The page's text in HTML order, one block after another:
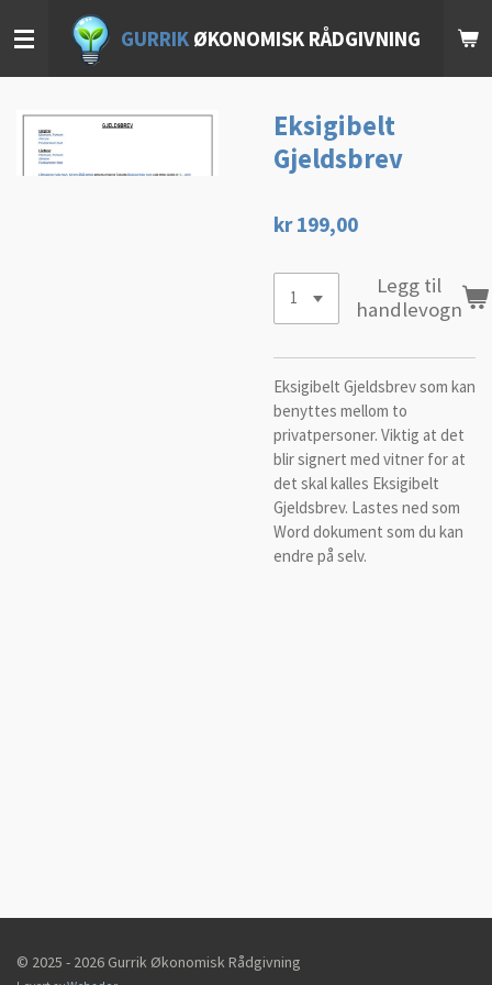
til
hovedinnhold
GURRIKØKONOMISK RÅDGIVNING
Eksigibelt
Gjeldsbrev
kr 199,00
Legg til
handlevogn
Eksigibelt Gjeldsbrev som kan
benyttes mellom to
privatpersoner. Viktig at det
blir signert med vitner for at
det skal kalles Eksigibelt
Gjeldsbrev. Lastes ned som
Word dokument som du kan
endre på selv.
© 2025 - 2026 Gurrik Økonomisk Rådgivning